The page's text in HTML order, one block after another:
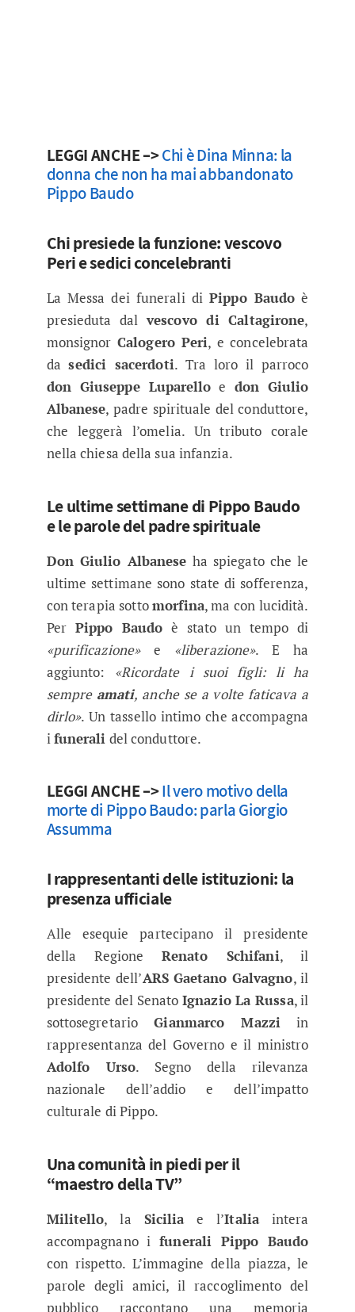
LEGGI ANCHE –>Chi è Dina Minna: la
donna che non ha mai abbandonato
Pippo Baudo
Chi presiede la funzione: vescovo
Peri e sedici concelebranti
La Messa dei funerali diPippo Baudo è
presieduta dalvescovo di Caltagirone,
monsignorCalogero Peri, e concelebrata
dasedici sacerdoti. Tra loro il parroco
don Giuseppe Luparello e don Giulio
Albanese, padre spirituale del conduttore,
che leggerà l’omelia. Un tributo corale
nella chiesa della sua infanzia.
Le ultime settimane di Pippo Baudo
e le parole del padre spirituale
Don Giulio Albanese ha spiegato che le
ultime settimane sono state di sofferenza,
con terapia sottomorfina, ma con lucidità.
Per Pippo Baudo è stato un tempo di
«purificazione»e «liberazione». E ha
aggiunto: «Ricordate i suoi figli: li ha
sempre amati, anche se a volte faticava a
dirlo». Un tassello intimo che accompagna
ifunerali del conduttore.
LEGGI ANCHE –>Il vero motivo della
morte di Pippo Baudo: parla Giorgio
Assumma
I rappresentanti delle istituzioni: la
presenza ufficiale
Alle esequie partecipano il presidente
della Regione Renato Schifani, il
presidente dell’ARS Gaetano Galvagno, il
presidente del SenatoIgnazio La Russa, il
sottosegretarioGianmarco Mazzi in
rappresentanza del Governo e il ministro
Adolfo Urso. Segno della rilevanza
nazionale dell’addio e dell’impatto
culturale di Pippo.
Una comunità in piedi per il
“maestro della TV”
Militello, la Siciliae l’Italiaintera
accompagnano ifunerali Pippo Baudo
con rispetto. L’immagine della piazza, le
parole degli amici, il raccoglimento del
pubblico raccontano una memoria